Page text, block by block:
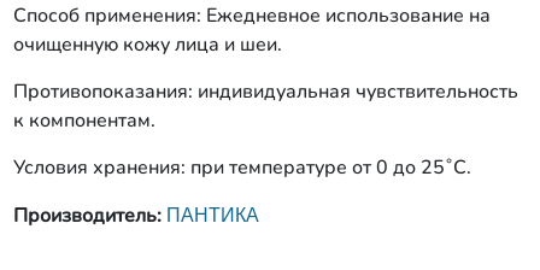
Способ применения: Ежедневное использование на
очищенную кожу лица и шеи.
Противопоказания: индивидуальная чувствительность
к компонентам.
Условия хранения: при температуре от 0 до 25˚С.
Производитель: ПАНТИКА